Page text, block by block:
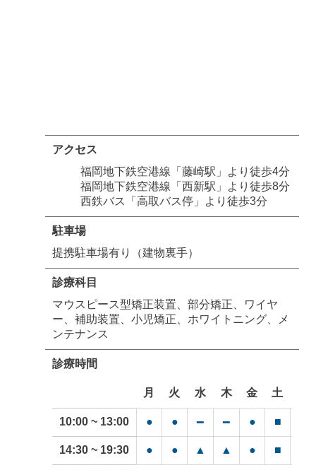
アクセス
福岡地下鉄空港線「藤崎駅」より徒歩4分
福岡地下鉄空港線「西新駅」より徒歩8分
西鉄バス「高取バス停」より徒歩3分
駐車場
提携駐車場有り（建物裏手）
診療科目
マウスピース型矯正装置、部分矯正、ワイヤ
ー、補助装置、小児矯正、ホワイトニング、メ
ンテナンス
診療時間
月 火 水 木 金 土
10:00 ~ 13:00 ● ● ━ ━ ● ■
14:30 ~ 19:30 ● ● ▲ ▲ ● ■